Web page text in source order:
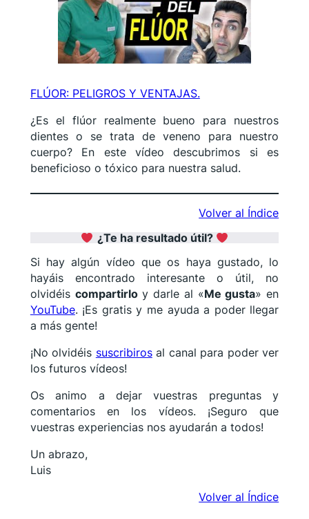
FLÚOR: PELIGROS Y VENTAJAS.
¿Es el flúor realmente bueno para nuestros
dientes o se trata de veneno para nuestro
cuerpo? En este vídeo descubrimos si es
beneficioso o tóxico para nuestra salud.
Volver al Índice
¿Te ha resultado útil?
Si hay algún vídeo que os haya gustado, lo
hayáis encontrado interesante o útil, no
olvidéis compartirloy darle al «Me gusta» en
YouTube. ¡Es gratis y me ayuda a poder llegar
a más gente!
¡No olvidéis suscribirosal canal para poder ver
los futuros vídeos!
Os animo a dejar vuestras preguntas y
comentarios en los vídeos. ¡Seguro que
vuestras experiencias nos ayudarán a todos!
Un abrazo,
Luis
Volver al Índice